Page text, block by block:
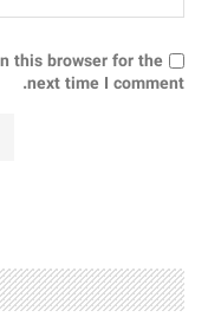
this browser for the
next time I comment.